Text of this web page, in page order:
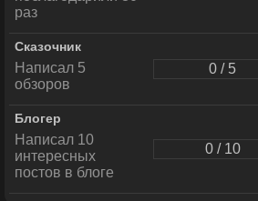
раз
Сказочник
Написал 5
обзоров
0 / 5
Блогер
Написал 10
интересных
постов в блоге
0 / 10